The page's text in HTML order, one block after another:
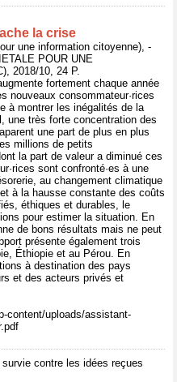
la crise
une information citoyenne), -
POUR UNE
2018/10, 24 P.
fortement chaque année
nouveaux consommateur·rices
à montrer les inégalités de la
une très forte concentration des
une part de plus en plus
millions de petits
la part de valeur a diminué ces
sont confronté·es à une
au changement climatique
à la hausse constante des coûts
éthiques et durables, le
pour estimer la situation. En
de bons résultats mais ne peut
présente également trois
Éthiopie et au Pérou. En
à destination des pays
et des acteurs privés et
content/uploads/assistant-
contre les idées reçues